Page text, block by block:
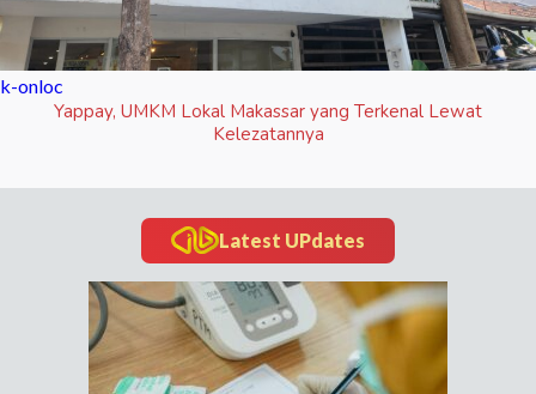
k-onloc
Yappay, UMKM Lokal Makassar yang Terkenal Lewat
Kelezatannya
Latest UPdates